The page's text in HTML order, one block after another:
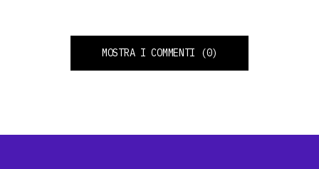
MOSTRA I COMMENTI (0)